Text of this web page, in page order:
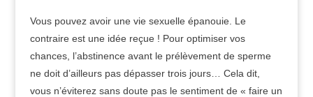
Vous pouvez avoir une vie sexuelle épanouie. Le
contraire est une idée reçue ! Pour optimiser vos
chances, l’abstinence avant le prélèvement de sperme
ne doit d’ailleurs pas dépasser trois jours… Cela dit,
vous n’éviterez sans doute pas le sentiment de « faire un